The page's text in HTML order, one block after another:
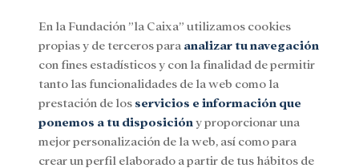
Menu
SocialInvestigación y becasCultura
En la Fundación ”la Caixa” utilizamos cookies
propias y de terceros para analizar tu navegación
con fines estadísticos y con la finalidad de permitir
tanto las funcionalidades de la web como la
prestación de los servicios e información que
ponemos a tu disposición y proporcionar una
mejor personalización de la web, así como para
crear un perfil elaborado a partir de tus hábitos de